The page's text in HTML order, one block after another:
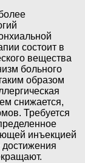
состоит в
вещества
больного
образом
снижается,
Требуется
инъекцией